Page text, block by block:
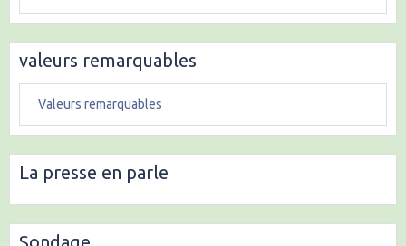
valeurs remarquables
Valeurs remarquables
La presse en parle
Sondage